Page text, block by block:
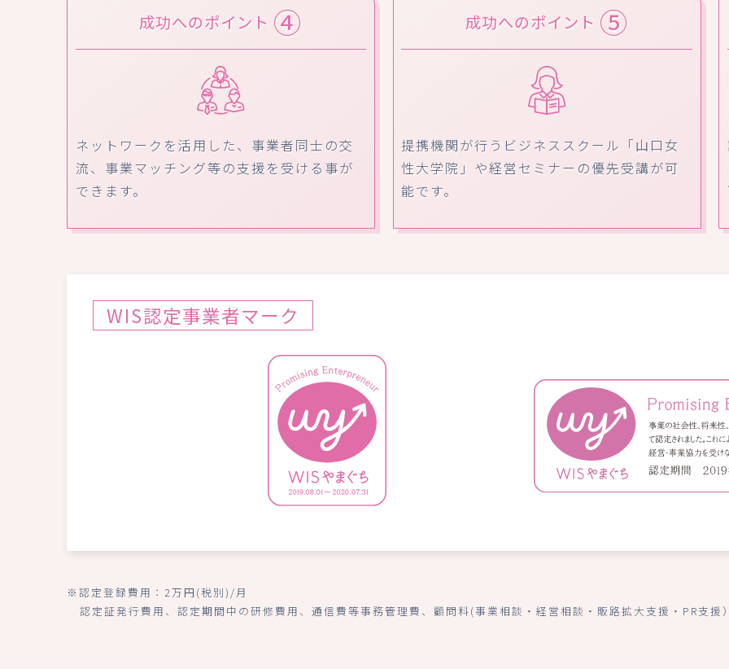
成功へのポイント ④
ネットワークを活用した、事業者同士の交
流、事業マッチング等の支援を受ける事が
できます。
成功へのポイント ⑤
提携機関が行うビジネススクール「山口女
性大学院」や経営セミナーの優先受講が可
能です。
WIS認定事業者マーク
※認定登録費用：2万円(税別)/月
認定証発行費用、認定期間中の研修費用、通信費等事務管理費、顧問料(事業相談・経営相談・販路拡大支援・PR支援